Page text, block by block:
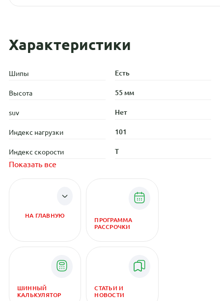
Характеристики
Шипы Есть
Высота 55 мм
suv Нет
Индекс нагрузки 101
Индекс скорости T
Показать все
НА ГЛАВНУЮ
ПРОГРАММА
РАССРОЧКИ
ШИННЫЙ
КАЛЬКУЛЯТОР
СТАТЬИ И
НОВОСТИ